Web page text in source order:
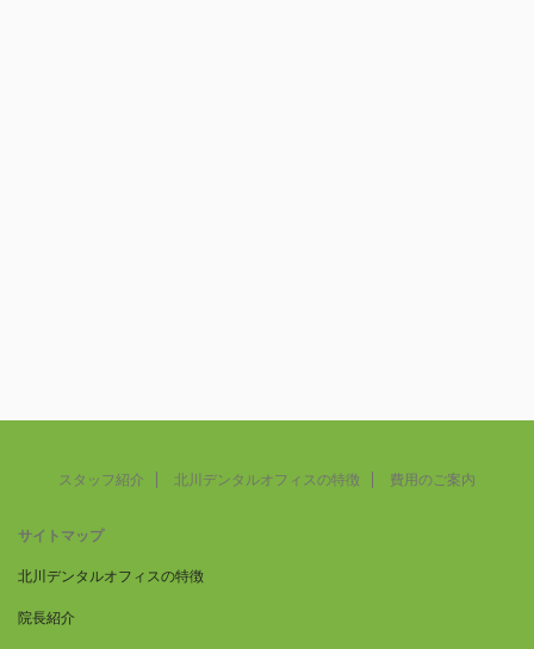
スタッフ紹介 北川デンタルオフィスの特徴 費用のご案内
サイトマップ
北川デンタルオフィスの特徴
院長紹介